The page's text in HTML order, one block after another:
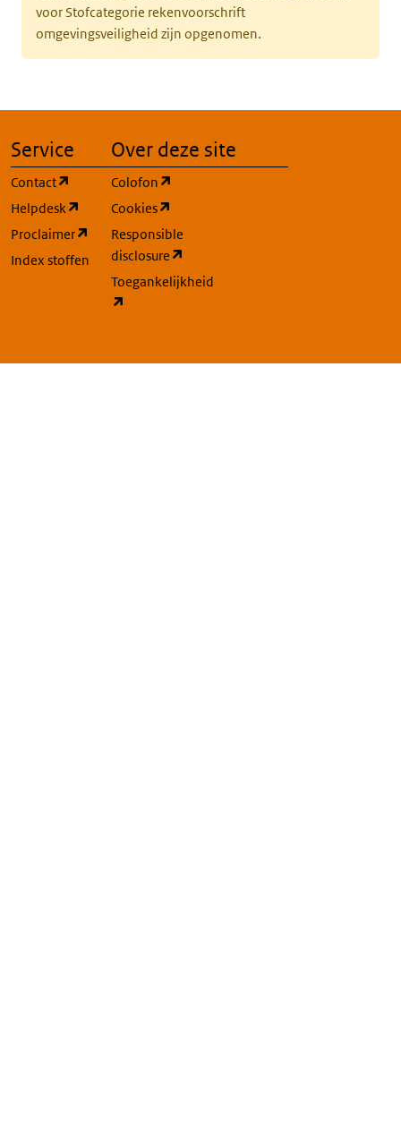
voor Stofcategorie rekenvoorschrift
omgevingsveiligheid zijn opgenomen.
Service
Contact
(opent in een nieuw tabblad)
Helpdesk
(opent in een nieuw tabblad)
Proclaimer
(opent in een nieuw tabblad)
Index stoffen
Over deze site
Colofon
Cookies
Responsible
disclosure
Toegankelijkheid